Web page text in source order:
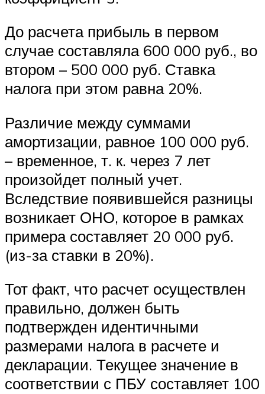
До расчета прибыль в первом
случае составляла 600 000 руб., во
втором – 500 000 руб. Ставка
налога при этом равна 20%.
Различие между суммами
амортизации, равное 100 000 руб.
– временное, т. к. через 7 лет
произойдет полный учет.
Вследствие появившейся разницы
возникает ОНО, которое в рамках
примера составляет 20 000 руб.
(из-за ставки в 20%).
Тот факт, что расчет осуществлен
правильно, должен быть
подтвержден идентичными
размерами налога в расчете и
декларации. Текущее значение в
соответствии с ПБУ составляет 100